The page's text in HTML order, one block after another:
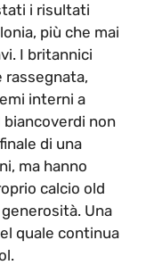
i risultati
più che mai
I britannici
rassegnata,
interni a
non
di una
ma hanno
calcio old
Una
quale continua